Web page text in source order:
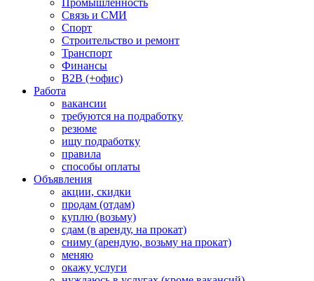
Промышленность
Связь и СМИ
Спорт
Строительство и ремонт
Транспорт
Финансы
B2B (+офис)
Работа
вакансии
требуются на подработку
резюме
ищу подработку
правила
способы оплаты
Объявления
акции, скидки
продам (отдам)
куплю (возьму)
сдам (в аренду, на прокат)
сниму (арендую, возьму на прокат)
меняю
окажу услуги